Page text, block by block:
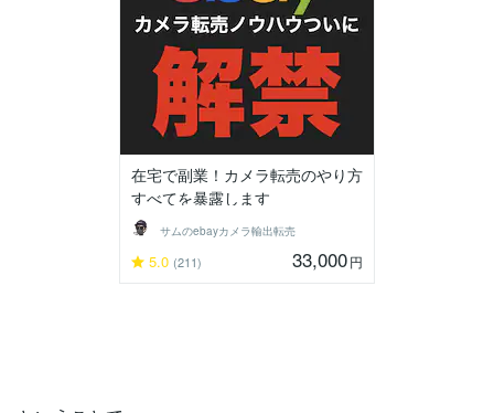
在宅で副業！カメラ転売のやり方
すべてを暴露します
サムのebayカメラ輸出転売
5.0 (211) 33,000円